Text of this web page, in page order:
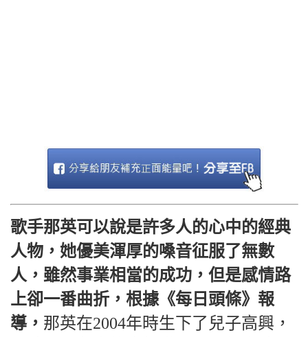
歌手那英可以說是許多人的心中的經典
人物，她優美渾厚的嗓音征服了無數
人，雖然事業相當的成功，但是感情路
上卻一番曲折，根據《每日頭條》報
導， 那英在2004年時生下了兒子高興，